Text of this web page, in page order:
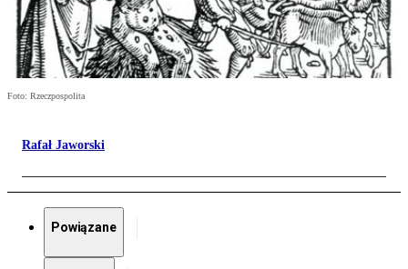
Foto: Rzeczpospolita
Rafał Jaworski
Powiązane